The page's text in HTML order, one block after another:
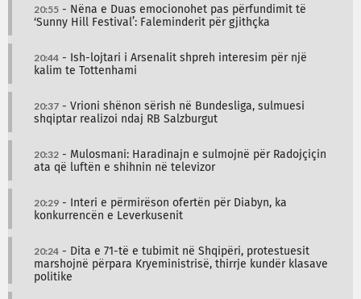
20:55 - Nëna e Duas emocionohet pas përfundimit të
‘Sunny Hill Festival’: Faleminderit për gjithçka
20:44 - Ish-lojtari i Arsenalit shpreh interesim për një
kalim te Tottenhami
20:37 - Vrioni shënon sërish në Bundesliga, sulmuesi
shqiptar realizoi ndaj RB Salzburgut
20:32 - Mulosmani: Haradinajn e sulmojnë për Radojçiçin
ata që luftën e shihnin në televizor
20:29 - Interi e përmirëson ofertën për Diabyn, ka
konkurrencën e Leverkusenit
20:24 - Dita e 71-të e tubimit në Shqipëri, protestuesit
marshojnë përpara Kryeministrisë, thirrje kundër klasave
politike